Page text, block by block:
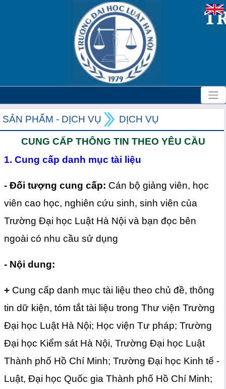
SẢN PHẨM - DỊCH VỤ DỊCH VỤ
CUNG CẤP THÔNG TIN THEO YÊU CẦU
1. Cung cấp danh mục tài liệu
- Đối tượng cung cấp: Cán bộ giảng viên, học
viên cao học, nghiên cứu sinh, sinh viên của
Trường Đại học Luật Hà Nội và bạn đọc bên
ngoài có nhu cầu sử dụng
- Nội dung:
+ Cung cấp danh mục tài liệu theo chủ đề, thông
tin dữ kiện, tóm tắt tài liệu trong Thư viện Trường
Đại học Luật Hà Nội; Học viện Tư pháp; Trường
Đại học Kiểm sát Hà Nội, Trường Đại học Luật
Thành phố Hồ Chí Minh; Trường Đại học Kinh tế -
Luật, Đại học Quốc gia Thành phố Hồ Chí Minh;